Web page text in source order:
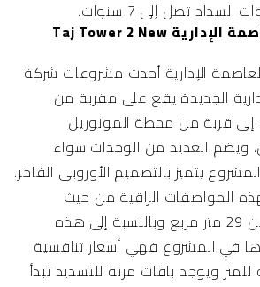
مول تاج تاور 2 العاصمة الإدارية Taj Tower 2 New
أحدث مشروعات شركة
الجديدة يقع على مقربة من
قربة من محطة المونوريل
ويضم العديد من الوحدات سواء
يتميز بالتصميم الأوروبي الفاخر.
المواصفات الراقية من حيث
المساحات التي تبدأ من 29 متر مربع وبالنسبة إلى هذه
في المشروع فهي أسعار تنافسية
90,000 جنيه للمتر ويوجد باقات مرنة للتسديد تبدأ